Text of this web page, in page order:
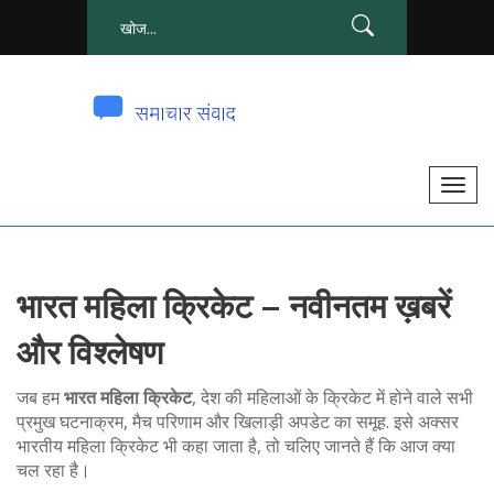
टॉ
सं
त
क
र
भारत महिला क्रिकेट – नवीनतम ख़बरें
और विश्लेषण
जब हमभारत महिला क्रिकेट, देश की महिलाओं के क्रिकेट में होने वाले सभी
प्रमुख घटनाक्रम, मैच परिणाम और खिलाड़ी अपडेट का समूह. इसे अक्सर
भारतीय महिला क्रिकेटभी कहा जाता है, तो चलिए जानते हैं कि आज क्या
चल रहा है।